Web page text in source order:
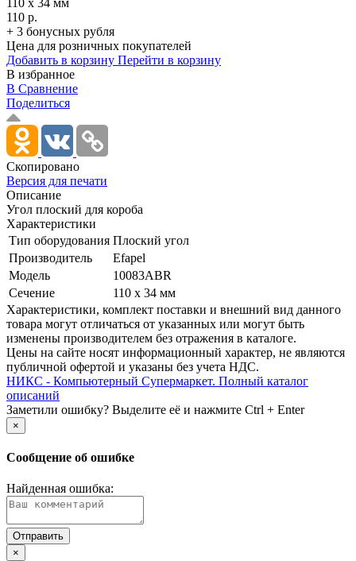
110 р.
+ 3 бонусных рубля
Цена для розничных покупателей
Добавить в корзину Перейти в корзину
В избранное
В Сравнение
Поделиться
Скопировано
Версия для печати
Описание
Угол плоский для короба
Характеристики
Тип оборудования Плоский угол
Производитель
Efapel
Модель
10083ABR
Сечение
110 x 34 мм
Xарактеристики, комплект поставки и внешний вид данного
товара могут отличаться от указанных или могут быть
изменены производителем без отражения в каталоге.
Цены на сайте носят информационный характер, не являются
публичной офертой и указаны без учета НДС.
НИКС - Компьютерный Cупермаркет. Полный каталог
описаний
Заметили ошибку? Выделите её и нажмите Ctrl + Enter
×
Сообщение об ошибке
Найденная ошибка:
×